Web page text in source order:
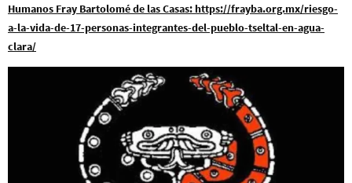
Humanos Fray Bartolomé de las Casas: https://frayba.org.mx/riesgo-
a-la-vida-de-17-personas-integrantes-del-pueblo-tseltal-en-agua-
clara/